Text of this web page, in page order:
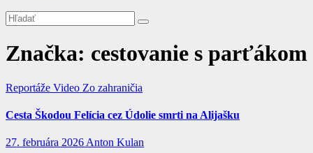
Značka: cestovanie s parťákom
Reportáže Video Zo zahraničia
Cesta Škodou Felícia cez Údolie smrti na Alijašku
27. februára 2026Anton Kulan